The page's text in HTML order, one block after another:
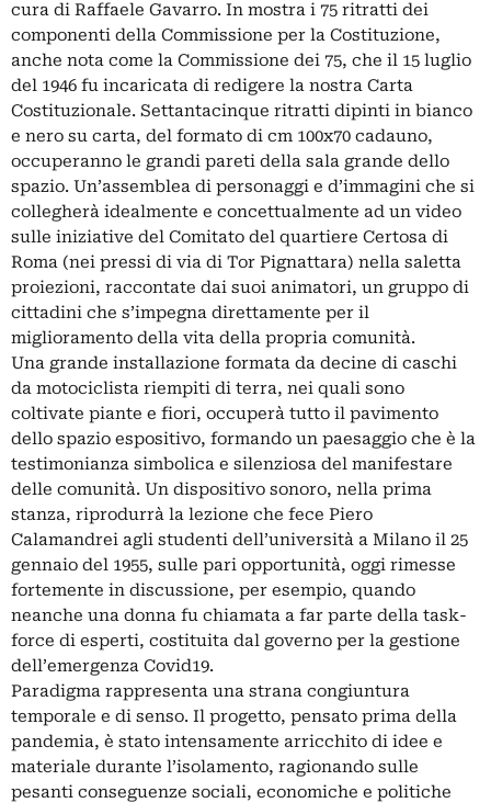
cura di Raffaele Gavarro. In mostra i 75 ritratti dei
componenti della Commissione per la Costituzione,
anche nota come la Commissione dei 75, che il 15 luglio
del 1946 fu incaricata di redigere la nostra Carta
Costituzionale. Settantacinque ritratti dipinti in bianco
e nero su carta, del formato di cm 100x70 cadauno,
occuperanno le grandi pareti della sala grande dello
spazio. Un’assemblea di personaggi e d’immagini che si
collegherà idealmente e concettualmente ad un video
sulle iniziative del Comitato del quartiere Certosa di
Roma (nei pressi di via di Tor Pignattara) nella saletta
proiezioni, raccontate dai suoi animatori, un gruppo di
cittadini che s’impegna direttamente per il
miglioramento della vita della propria comunità.
Una grande installazione formata da decine di caschi
da motociclista riempiti di terra, nei quali sono
coltivate piante e fiori, occuperà tutto il pavimento
dello spazio espositivo, formando un paesaggio che è la
testimonianza simbolica e silenziosa del manifestare
delle comunità. Un dispositivo sonoro, nella prima
stanza, riprodurrà la lezione che fece Piero
Calamandrei agli studenti dell’università a Milano il 25
gennaio del 1955, sulle pari opportunità, oggi rimesse
fortemente in discussione, per esempio, quando
neanche una donna fu chiamata a far parte della task-
force di esperti, costituita dal governo per la gestione
dell’emergenza Covid19.
Paradigma rappresenta una strana congiuntura
temporale e di senso. Il progetto, pensato prima della
pandemia, è stato intensamente arricchito di idee e
materiale durante l’isolamento, ragionando sulle
pesanti conseguenze sociali, economiche e politiche